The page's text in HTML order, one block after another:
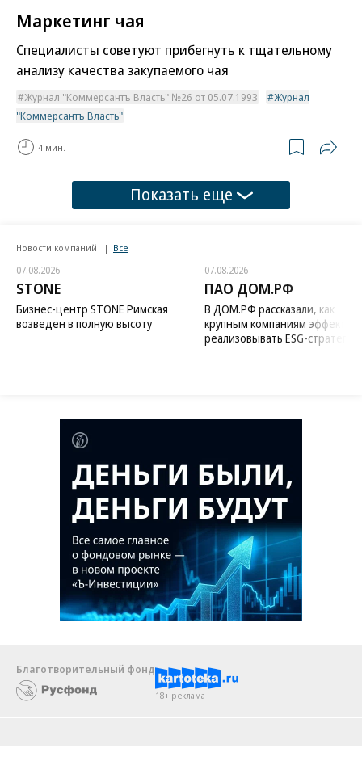
Маркетинг чая
Специалисты советуют прибегнуть к тщательному
анализу качества закупаемого чая
Журнал "Коммерсантъ Власть" №26 от 05.07.1993
Журнал
"Коммерсантъ Власть"
4 мин.
Показать еще
Новости компаний Все
07.08.2026
STONE
Бизнес-центр STONE Римская
возведен в полную высоту
07.08.2026
ПАО ДОМ.РФ
В ДОМ.РФ рассказали, как
крупным компаниям
реализовывать ESG-стратегию
Благотворительный фонд
18+ реклама
Android